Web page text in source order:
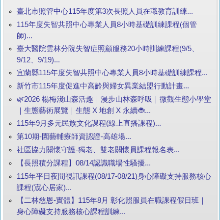
臺北市照管中心115年度第3次長照人員在職教育訓練...
115年度失智共照中心專業人員8小時基礎訓練課程(個管
師)...
臺大醫院雲林分院失智症照顧服務20小時訓練課程(9/5、
9/12、9/19)...
宜蘭縣115年度失智共照中心專業人員8小時基礎訓練課程...
新竹市115年度促進中高齡與婦女異業結盟行動計畫...
🌿2026 楊梅淺山森活趣｜漫步山林森呼吸｜微觀生態小學堂
｜生態藝術展覽｜生態 X 地創 X 永續🐞...
115年9月多元民族文化課程(線上直播課程)...
第10期-園藝輔療師資認證-高雄場...
社區協力關懷守護-獨老、雙老關懷員課程報名表...
【長照積分課程】08/14認識職場性騷擾...
115年平日夜間視訊課程(08/17-08/21)身心障礙支持服務核心
課程(宬心居家)...
【二林慈恩-實體】115年8月 彰化照服員在職課程假日班｜
身心障礙支持服務核心課程訓練...